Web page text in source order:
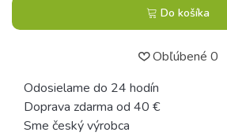
Do košíka
Obľúbené 0
Odosielame do 24 hodín
Doprava zdarma od 40 €
Sme český výrobca